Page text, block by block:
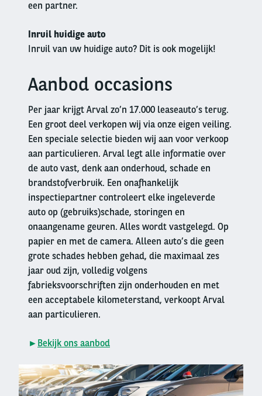
een partner.
Inruil huidige auto
Inruil van uw huidige auto? Dit is ook mogelijk!
columnAanbod occasions
Per jaar krijgt Arval zo’n 17.000 leaseauto’s terug.
Een groot deel verkopen wij via onze eigen veiling.
Een speciale selectie bieden wij aan voor verkoop
aan particulieren. Arval legt alle informatie over
de auto vast, denk aan onderhoud, schade en
brandstofverbruik. Een onafhankelijk
inspectiepartner controleert elke ingeleverde
auto op (gebruiks)schade, storingen en
onaangename geuren. Alles wordt vastgelegd. Op
papier en met de camera. Alleen auto’s die geen
grote schades hebben gehad, die maximaal zes
jaar oud zijn, volledig volgens
fabrieksvoorschriften zijn onderhouden en met
een acceptabele kilometerstand, verkoopt Arval
aan particulieren.
► Bekijk ons aanbod
Right
column